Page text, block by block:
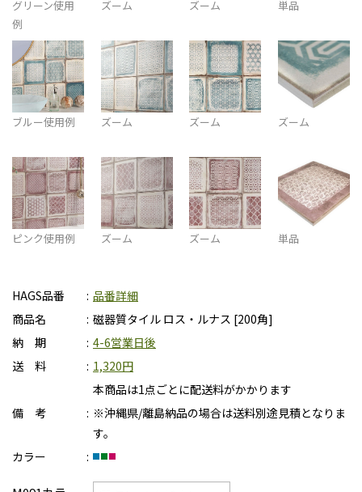
グリーン使用
例
ズーム ズーム 単品
ブルー使用例 ズーム ズーム ズーム
ピンク使用例 ズーム ズーム 単品
HAGS品番
品番詳細
商品名
磁器質タイル ロス・ルナス [200角]
納 期
4-6営業日後
送 料
1,320円
本商品は1点ごとに配送料がかかります
備 考
※沖縄県/離島納品の場合は送料別途見積となりま
す。
カラー